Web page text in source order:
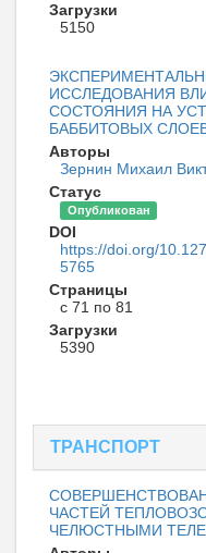
Загрузки
5150
ИССЛЕДОВАНИЯ
СОСТОЯНИЯ НА
БАББИТОВЫХ
Авторы
Зернин Михаил
Статус
Опубликован
DOI
https://doi.org/
5765
Страницы
с 71 по 81
Загрузки
5390
ТРАНСПОРТ
ЧАСТЕЙ
ЧЕЛЮСТНЫМИ